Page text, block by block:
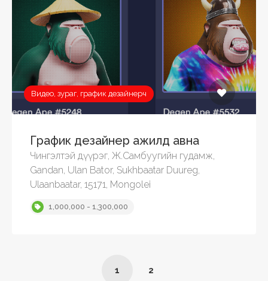
Видео, зураг, график дезайнерч
График дезайнер ажилд авна
Чингэлтэй дүүрэг, Ж.Самбуугийн гудамж,
Gandan, Ulan Bator, Sukhbaatar Duureg,
Ulaanbaatar, 15171, Mongolei
1,000,000 - 1,300,000
1 2